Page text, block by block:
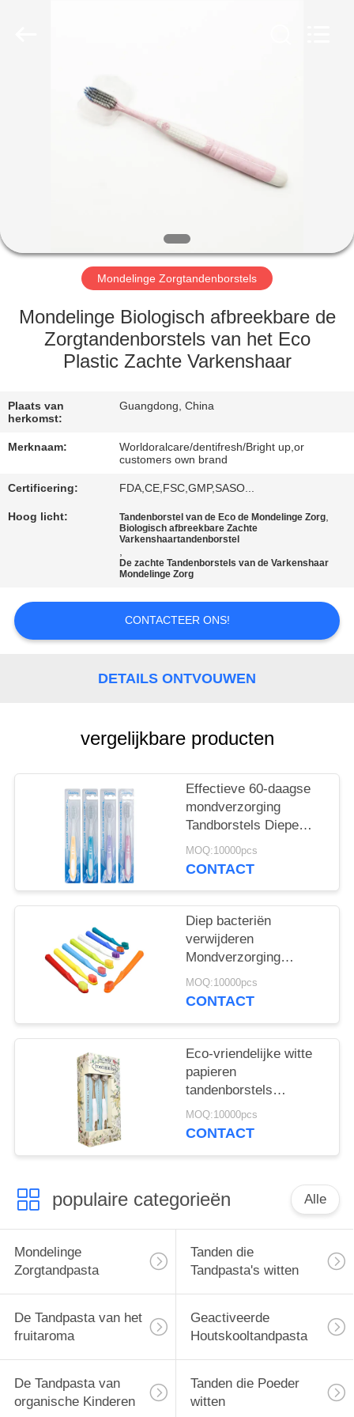
PRODUCTEN
ONGEVEER
ONS
FABRIEKSREIS
KWALITEITSCONTROLE
CONTACTEER
VERZOEK
OM
SITEMAP
Mondelinge Zorgtandenborstels
Mondelinge Biologisch afbreekbare de
Zorgtandenborstels van het Eco
Plastic Zachte Varkenshaar
Plaats van
herkomst:
Guangdong, China
Merknaam:
Worldoralcare/dentifresh/Bright up,or
customers own brand
Certificering: FDA,CE,FSC,GMP,SASO...
Hoog licht: Tandenborstel van de Eco de Mondelinge Zorg,
Biologisch afbreekbare Zachte
Varkenshaartandenborstel
,
De zachte Tandenborstels van de Varkenshaar
Mondelinge Zorg
CONTACTEER ONS!
DETAILS ONTVOUWEN
vergelijkbare producten
Effectieve 60-daagse
mondverzorging
Tandborstels Diepe
bacteriën verwijderen
Zachtjes reinigen
MOQ:10000pcs
CONTACT
Diep bacteriën
verwijderen
Mondverzorging
Tandborstels 350g
Witte papieren doos 60
MOQ:10000pcs
CONTACT
Eco-vriendelijke witte
papieren
tandenborstels
verwijderen bacteriën
voor diepe
MOQ:10000pcs
CONTACT
populaire categorieën Alle
Mondelinge
Zorgtandpasta
Tanden die
Tandpasta's witten
De Tandpasta van het
fruitaroma
Geactiveerde
Houtskooltandpasta
De Tandpasta van
organische Kinderen
Tanden die Poeder
witten